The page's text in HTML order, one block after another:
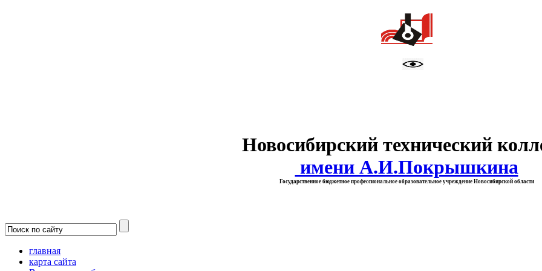
Новосибирский технический
имени А.И.Покрышкина
Государственное бюджетное профессиональное образовательное учреждение Новосибирской области
главная
карта сайта